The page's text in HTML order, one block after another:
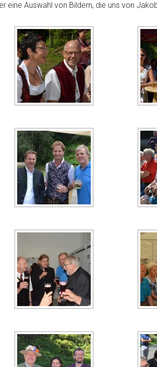
eine Auswahl von Bildern, die uns von